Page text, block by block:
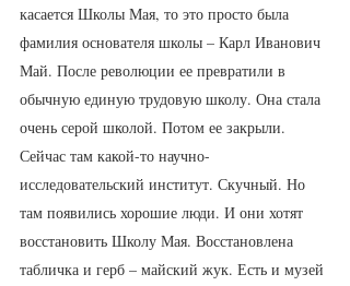
касается Школы Мая, то это просто была
фамилия основателя школы – Карл Иванович
Май. После революции ее превратили в
обычную единую трудовую школу. Она стала
очень серой школой. Потом ее закрыли.
Сейчас там какой-то научно-
исследовательский институт. Скучный. Но
там появились хорошие люди. И они хотят
восстановить Школу Мая. Восстановлена
табличка и герб – майский жук. Есть и музей